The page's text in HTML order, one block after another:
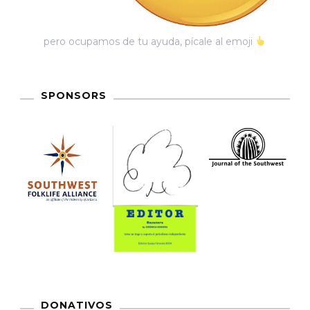
pero ocupamos de tu ayuda, pícale al emoji
SPONSORS
DONATIVOS